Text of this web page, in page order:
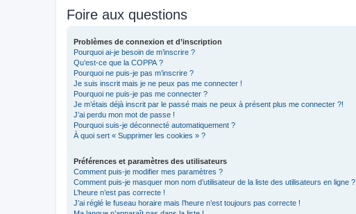
Foire aux questions
Problèmes de connexion et d’inscription
Pourquoi ai-je besoin de m’inscrire ?
Qu’est-ce que la COPPA ?
Pourquoi ne puis-je pas m’inscrire ?
Je suis inscrit mais je ne peux pas me connecter !
Pourquoi ne puis-je pas me connecter ?
Je m’étais déjà inscrit par le passé mais ne peux à présent plus me connecter ?!
J’ai perdu mon mot de passe !
Pourquoi suis-je déconnecté automatiquement ?
À quoi sert « Supprimer les cookies » ?
Préférences et paramètres des utilisateurs
Comment puis-je modifier mes paramètres ?
Comment puis-je masquer mon nom d’utilisateur de la liste des utilisateurs en ligne ?
L’heure n’est pas correcte !
J’ai réglé le fuseau horaire mais l’heure n’est toujours pas correcte !